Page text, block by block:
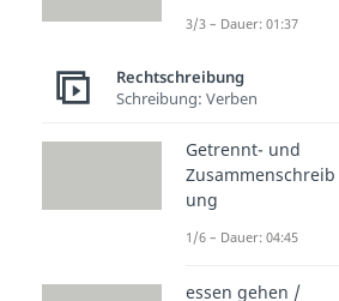
3/3 – Dauer: 01:37
Rechtschreibung
Schreibung: Verben
Getrennt- und
Zusammenschreib
ung
1/6 – Dauer: 04:45
essen gehen /